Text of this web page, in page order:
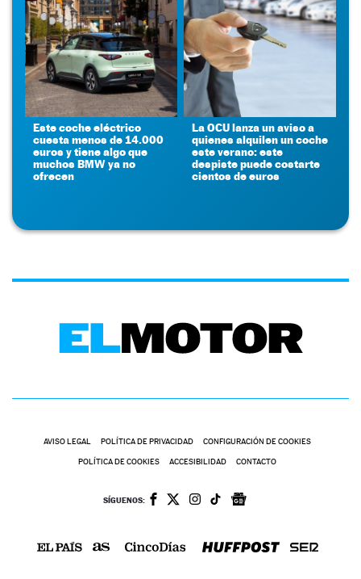
Este coche eléctrico
cuesta menos de 14.000
euros y tiene algo que
muchos BMW ya no
ofrecen
La OCU lanza un aviso a
quienes alquilen un coche
este verano: este
despiste puede costarte
cientos de euros
AVISO LEGAL POLÍTICA DE PRIVACIDAD CONFIGURACIÓN DE COOKIES
POLÍTICA DE COOKIES ACCESIBILIDAD CONTACTO
SÍGUENOS: